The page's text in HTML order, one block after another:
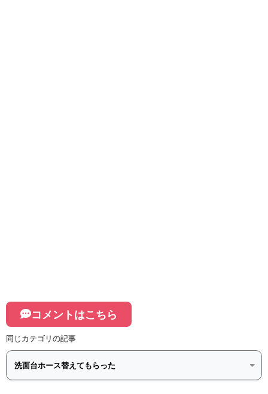
コメントはこちら
同じカテゴリの記事